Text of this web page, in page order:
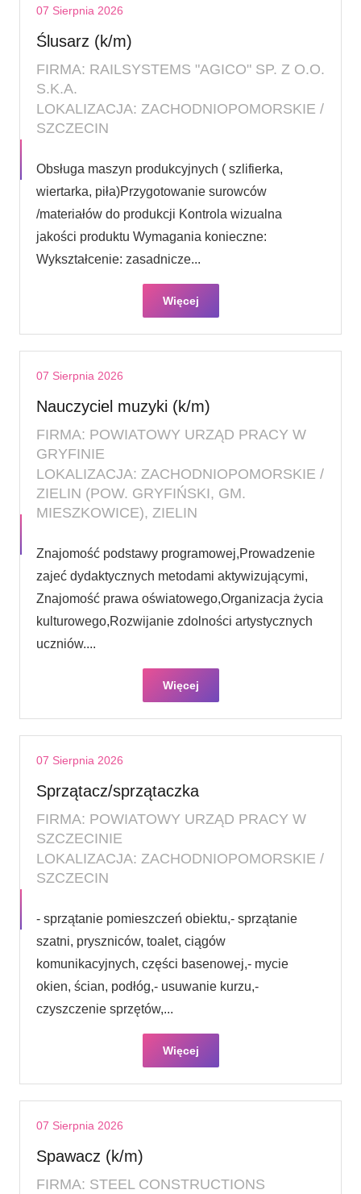
07 Sierpnia 2026
Ślusarz (k/m)
FIRMA: RAILSYSTEMS "AGICO" SP. Z O.O.
S.K.A.
LOKALIZACJA: ZACHODNIOPOMORSKIE /
SZCZECIN
Obsługa maszyn produkcyjnych ( szlifierka,
wiertarka, piła)Przygotowanie surowców
/materiałów do produkcji Kontrola wizualna
jakości produktu Wymagania konieczne:
Wykształcenie: zasadnicze...
Więcej
07 Sierpnia 2026
Nauczyciel muzyki (k/m)
FIRMA: POWIATOWY URZĄD PRACY W
GRYFINIE
LOKALIZACJA: ZACHODNIOPOMORSKIE /
ZIELIN (POW. GRYFIŃSKI, GM.
MIESZKOWICE), ZIELIN
Znajomość podstawy programowej,Prowadzenie
zajeć dydaktycznych metodami aktywizującymi,
Znajomość prawa oświatowego,Organizacja życia
kulturowego,Rozwijanie zdolności artystycznych
uczniów....
Więcej
07 Sierpnia 2026
Sprzątacz/sprzątaczka
FIRMA: POWIATOWY URZĄD PRACY W
SZCZECINIE
LOKALIZACJA: ZACHODNIOPOMORSKIE /
SZCZECIN
- sprzątanie pomieszczeń obiektu,- sprzątanie
szatni, pryszniców, toalet, ciągów
komunikacyjnych, części basenowej,- mycie
okien, ścian, podłóg,- usuwanie kurzu,-
czyszczenie sprzętów,...
Więcej
07 Sierpnia 2026
Spawacz (k/m)
FIRMA: STEEL CONSTRUCTIONS